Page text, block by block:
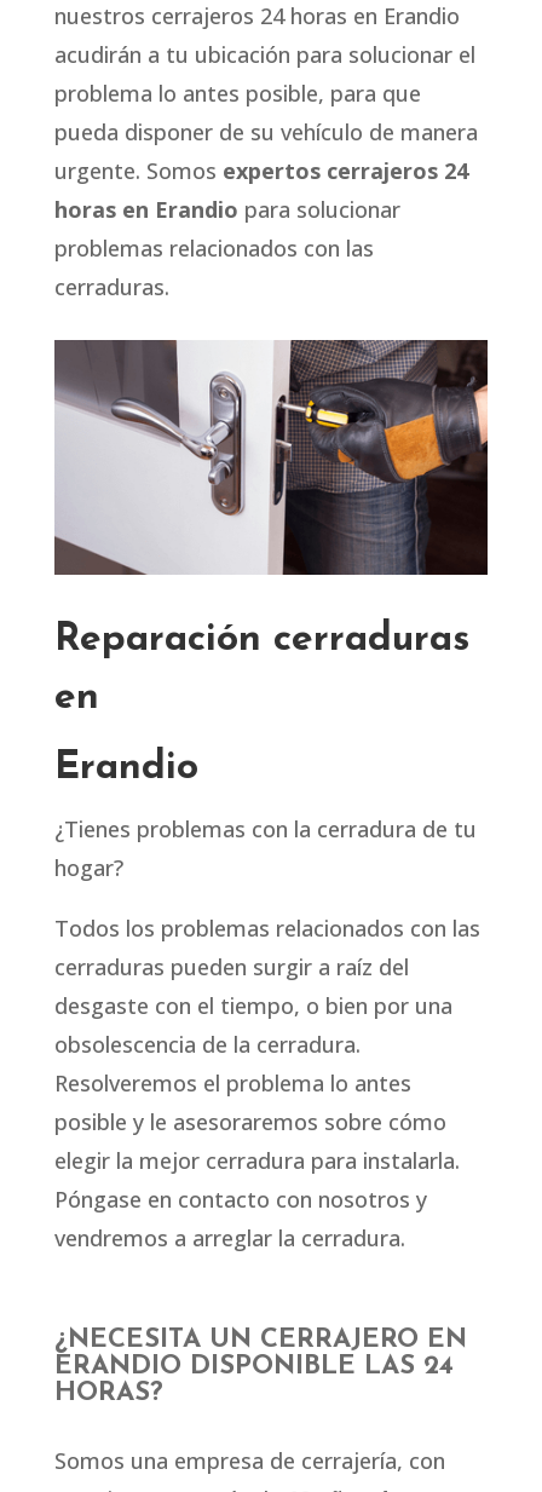
nuestros cerrajeros 24 horas en Erandio
acudirán a tu ubicación para solucionar el
problema lo antes posible, para que
pueda disponer de su vehículo de manera
urgente. Somos expertos cerrajeros 24
horas en Erandio para solucionar
problemas relacionados con las
cerraduras.
Reparación cerraduras
en
Erandio
¿Tienes problemas con la cerradura de tu
hogar?
Todos los problemas relacionados con las
cerraduras pueden surgir a raíz del
desgaste con el tiempo, o bien por una
obsolescencia de la cerradura.
Resolveremos el problema lo antes
posible y le asesoraremos sobre cómo
elegir la mejor cerradura para instalarla.
Póngase en contacto con nosotros y
vendremos a arreglar la cerradura.
¿NECESITA UN CERRAJERO EN
ERANDIO DISPONIBLE LAS 24
HORAS?
Somos una empresa de cerrajería, con